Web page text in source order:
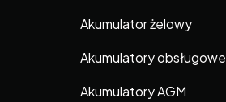
Akumulator żelowy
Akumulatory obsługowe
Akumulatory AGM